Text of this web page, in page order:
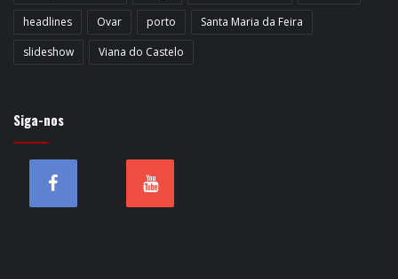
headlines
Ovar porto
Santa Maria da Feira
slideshow
Viana do Castelo
Siga-nos